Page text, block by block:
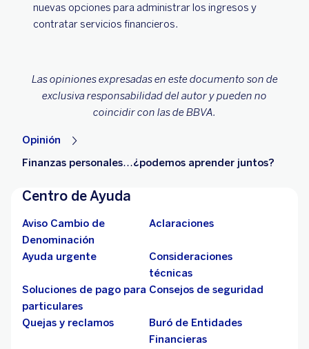
nuevas opciones para administrar los ingresos y
contratar servicios financieros.
Las opiniones expresadas en este documento son de
exclusiva responsabilidad del autor y pueden no
coincidir con las de BBVA.
Opinión
Finanzas personales…¿podemos aprender juntos?
Centro de Ayuda
Aviso Cambio de
Denominación
Aclaraciones
Ayuda urgente
Consideraciones
técnicas
Soluciones de pago para
particulares
Consejos de seguridad
Quejas y reclamos
Buró de Entidades
Financieras